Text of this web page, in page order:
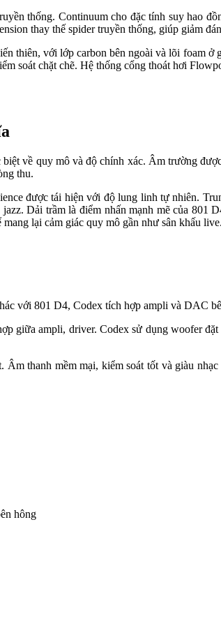
thống. Continuum cho đặc tính suy hao
thay thế spider truyền thống, giúp giảm
thiên, với lớp carbon bên ngoài và lõi foam ở
soát chặt chẽ. Hệ thống cổng thoát hơi
về quy mô và độ chính xác. Âm trường
thu.
được tái hiện với độ lung linh tự nhiên.
Dải trầm là điểm nhấn mạnh mẽ của
lại cảm giác quy mô gần như sân khấu live.
với 801 D4, Codex tích hợp ampli và DAC
giữa ampli, driver. Codex sử dụng woofer
thanh mềm mại, kiểm soát tốt và giàu
hông